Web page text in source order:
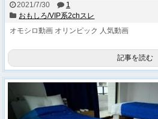
2021/7/30
1
おもしろ/VIP系2chスレ
オモシロ動画 オリンピック 人気動画
記事を読む